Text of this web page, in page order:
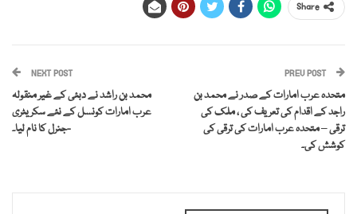
Share
PREV POST
متحدہ عرب امارات کے صدر نے محمد بن
راجد کے اقدام کی تعریف کی ، ملک کی
ترقی – متحدہ عرب امارات کی ترقی کی
کوشش کی۔
NEXT POST
محمد بن راشد نے دبئی کے غیر منقولہ
عرب امارات کونسل کے نئے سکریٹری
-جنرل کا نام لیا۔